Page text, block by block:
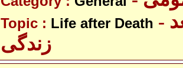
Topic : Life after Death - موت کے بعد
زندگی